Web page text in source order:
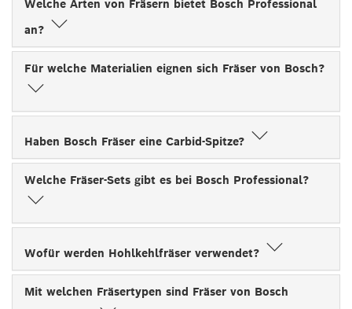
Welche Arten von Fräsern bietet Bosch Professional
an?
Für welche Materialien eignen sich Fräser von Bosch?
Haben Bosch Fräser eine Carbid-Spitze?
Welche Fräser-Sets gibt es bei Bosch Professional?
Wofür werden Hohlkehlfräser verwendet?
Mit welchen Fräsertypen sind Fräser von Bosch